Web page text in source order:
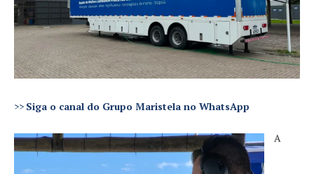
>> Siga o canal do Grupo Maristela no WhatsApp
A